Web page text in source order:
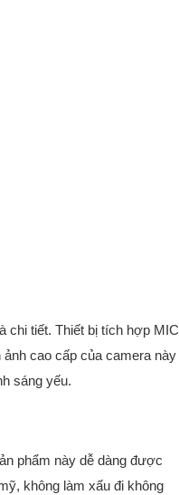
chi tiết. Thiết bị tích hợp MIC
cao cấp của camera này
sáng yếu.
phẩm này dễ dàng được
không làm xấu đi không